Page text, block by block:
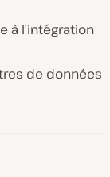
à l’intégration
de données